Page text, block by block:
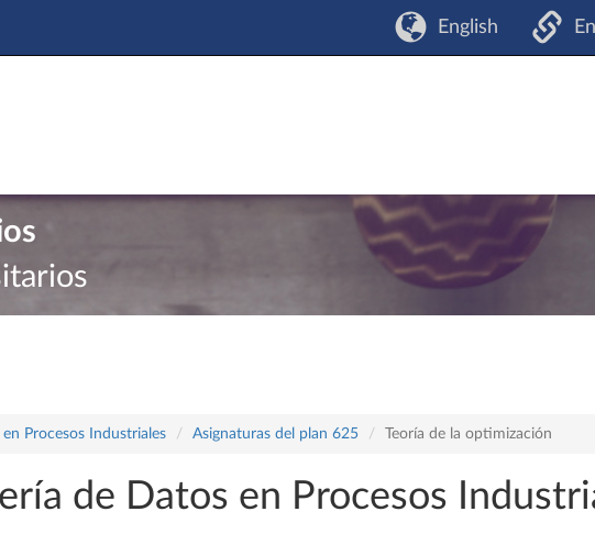
English
Procesos Industriales Asignaturas del plan 625 Teoría de la optimización
de Datos en Procesos